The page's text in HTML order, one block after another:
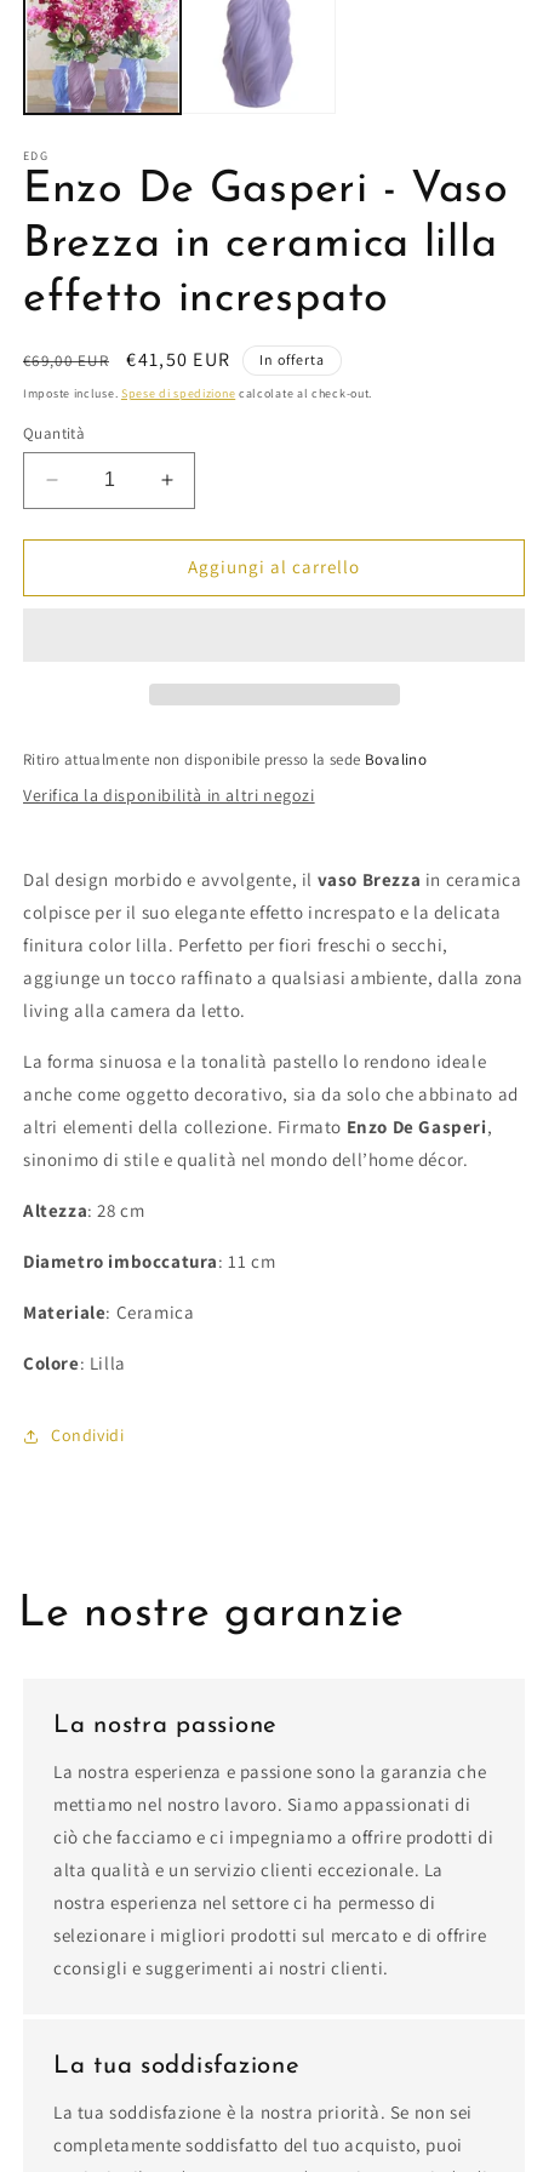
in
finestra
modale
EDG
Enzo De Gasperi - Vaso
Brezza in ceramica lilla
effetto increspato
Prezzo
di
€69,00 EUR
Prezzo
scontato
€41,50 EUR In offerta
Imposte incluse. Spese di spedizione calcolate al check-out.
Quantità
Diminuisci
quantità
per
De
lilla
effetto
Aumenta
quantità
per
Enzo
De
lilla
effetto
Aggiungi al carrello
Ritiro attualmente non disponibile presso la sede Bovalino
Verifica la disponibilità in altri negozi
Dal design morbido e avvolgente, il vaso Brezza in ceramica
colpisce per il suo elegante effetto increspato e la delicata
finitura color lilla. Perfetto per fiori freschi o secchi,
aggiunge un tocco raffinato a qualsiasi ambiente, dalla zona
living alla camera da letto.
La forma sinuosa e la tonalità pastello lo rendono ideale
anche come oggetto decorativo, sia da solo che abbinato ad
altri elementi della collezione. Firmato Enzo De Gasperi,
sinonimo di stile e qualità nel mondo dell’home décor.
Altezza: 28 cm
Diametro imboccatura: 11 cm
Materiale: Ceramica
Colore: Lilla
Condividi
Le nostre garanzie
La nostra passione
La nostra esperienza e passione sono la garanzia che
mettiamo nel nostro lavoro. Siamo appassionati di
ciò che facciamo e ci impegniamo a offrire prodotti di
alta qualità e un servizio clienti eccezionale. La
nostra esperienza nel settore ci ha permesso di
selezionare i migliori prodotti sul mercato e di offrire
cconsigli e suggerimenti ai nostri clienti.
La tua soddisfazione
La tua soddisfazione è la nostra priorità. Se non sei
completamente soddisfatto del tuo acquisto, puoi